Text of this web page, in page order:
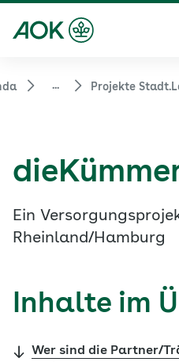
... Projekte
Ein
Rheinland/Hamburg
Inhalte im
Wer sind die Partner/